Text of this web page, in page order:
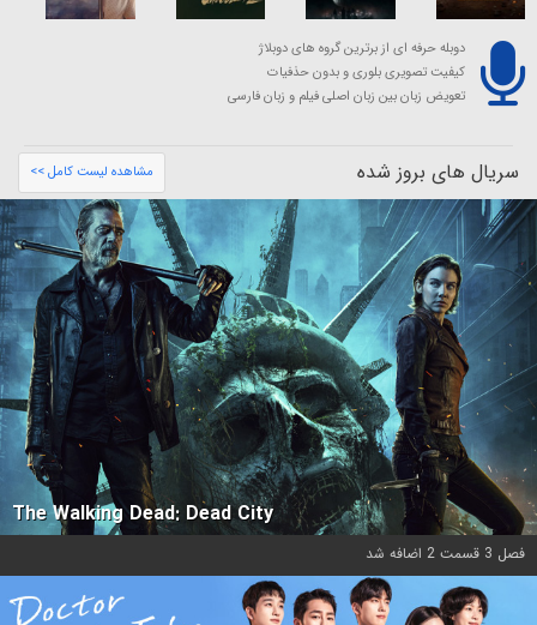
دوبله حرفه ای از برترین گروه های دوبلاژ
کیفیت تصویری بلوری و بدون حذفیات
تعویض زبان بین زبان اصلی فیلم و زبان فارسی
سریال های بروز شده مشاهده لیست کامل >>
The Walking Dead: Dead City
فصل 3 قسمت 2 اضافه شد